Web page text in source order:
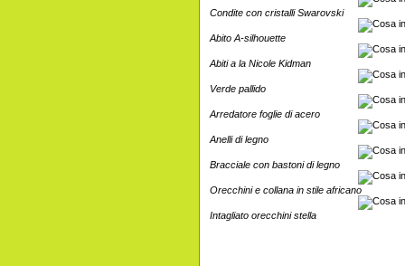
Condite con cristalli Swarovski
Abito A-silhouette
Abiti a la Nicole Kidman
Verde pallido
Arredatore foglie di acero
Anelli di legno
Bracciale con bastoni di legno
Orecchini e collana in stile africano
Intagliato orecchini stella